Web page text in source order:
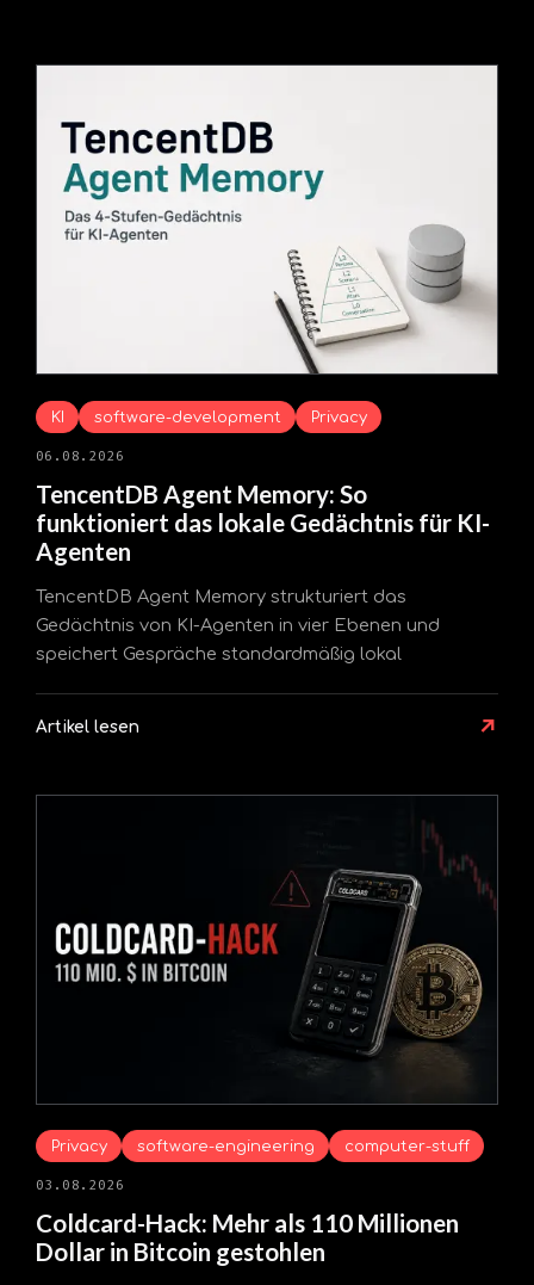
KI software-development Privacy
06.08.2026
TencentDB Agent Memory: So
funktioniert das lokale Gedächtnis für KI-
Agenten
TencentDB Agent Memory strukturiert das
Gedächtnis von KI-Agenten in vier Ebenen und
speichert Gespräche standardmäßig lokal
Artikel lesen ↗
Privacy software-engineering computer-stuff
03.08.2026
Coldcard-Hack: Mehr als 110 Millionen
Dollar in Bitcoin gestohlen